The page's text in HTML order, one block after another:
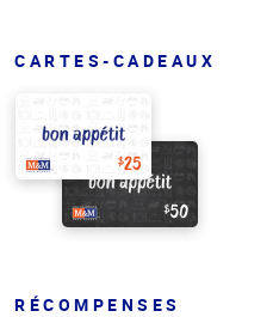
CARTES-CADEAUX
RÉCOMPENSES